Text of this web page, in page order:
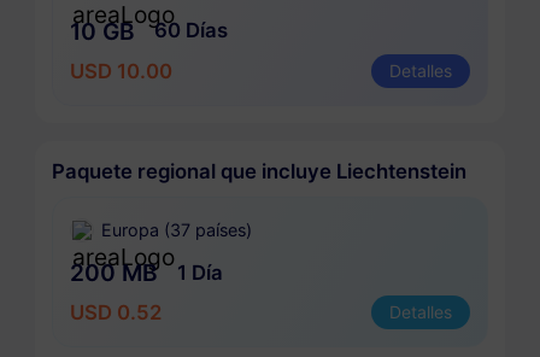
10 GB
60 Días
USD 10.00
Detalles
Paquete regional que incluye Liechtenstein
Europa (37 países)
200 MB
1 Día
USD 0.52
Detalles